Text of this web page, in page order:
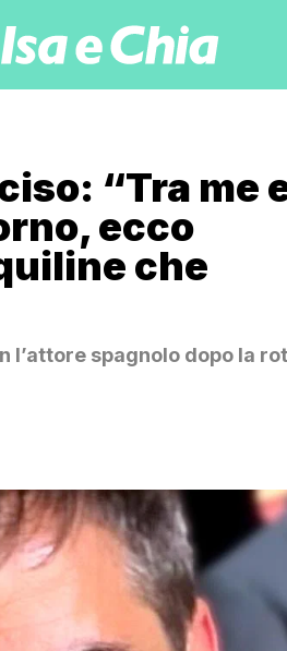
“Tra me
ecco
che
l’attore spagnolo dopo la